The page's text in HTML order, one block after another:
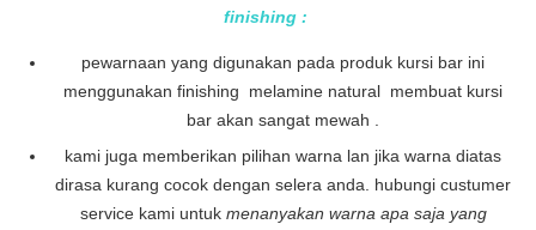
finishing :
pewarnaan yang digunakan pada produk kursi bar ini
menggunakan finishing melamine natural membuat kursi
bar akan sangat mewah .
kami juga memberikan pilihan warna lan jika warna diatas
dirasa kurang cocok dengan selera anda. hubungi custumer
service kami untuk menanyakan warna apa saja yang